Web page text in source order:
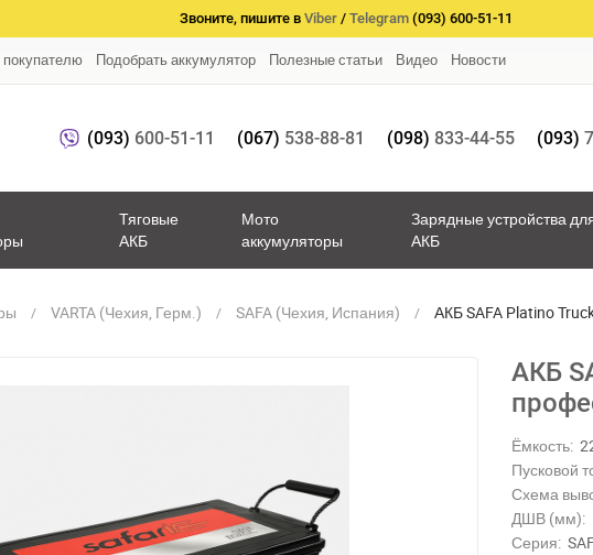
Звоните, пишите в Viber / Telegram (093) 600-51-11
Подобрать аккумулятор Полезные статьи Видео Новости
(093) 600-51-11 (067) 538-88-81 (098) 833-44-55 (093)
Тяговые
АКБ
Мото
аккумуляторы
Зарядные устройства
АКБ
VARTA (Чехия, Герм.) SAFA (Чехия, Испания) АКБ SAFA Platino
АКБ
Ёмкость:
Пусковой
Схема
ДШВ (мм):
Серия: